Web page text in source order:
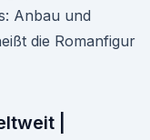
Anbau und
die Romanfigur
|